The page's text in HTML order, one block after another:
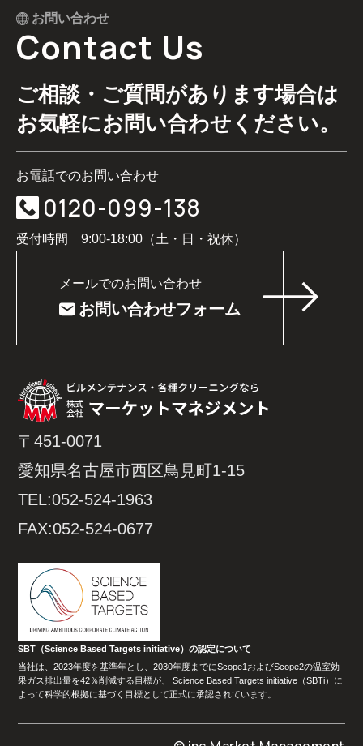
お問い合わせ
Contact Us
ご相談・ご質問があります場合は
お気軽にお問い合わせください。
お電話でのお問い合わせ
0120-099-138
受付時間 9:00-18:00（土・日・祝休）
メールでのお問い合わせ
お問い合わせフォーム
〒451-0071
愛知県名古屋市西区鳥見町1-15
TEL:052-524-1963
FAX:052-524-0677
SBT（Science Based Targets initiative）の認定について
当社は、2023年度を基準年とし、2030年度までにScope1およびScope2の温室効
果ガス排出量を42％削減する目標が、 Science Based Targets initiative（SBTi）に
よって科学的根拠に基づく目標として正式に承認されています。